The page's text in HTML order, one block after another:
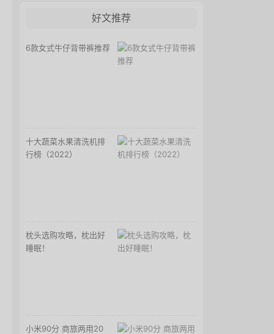
好文推荐
6款女式牛仔背带裤推荐
十大蔬菜水果清洗机排
行榜（2022）
枕头选购攻略，枕出好
睡眠！
小米90分 商旅两用20